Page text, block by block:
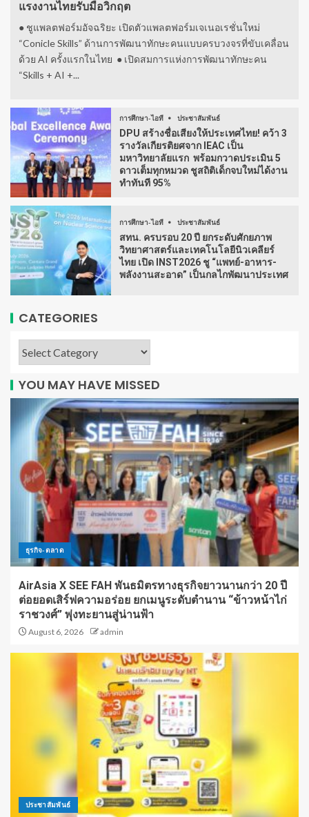
แรงงานไทยรับมือวิกฤต
● ชูแพลตฟอร์มอัจฉริยะ เปิดตัวแพลตฟอร์มเจเนอเรชั่นใหม่
“Conicle Skills” ด้านการพัฒนาทักษะคนแบบครบวงจรที่ขับเคลื่อน
ด้วย AI ครั้งแรกในไทย ● เปิดสมการแห่งการพัฒนาทักษะคน
“Skills + AI +...
การศึกษา-ไอที ประชาสัมพันธ์
DPU สร้างชื่อเสียงให้ประเทศไทย! คว้า 3
รางวัลเกียรติยศจาก IEAC เป็น
มหาวิทยาลัยแรก พร้อมกวาดประเมิน 5
ดาวเต็มทุกหมวด ชูสถิติเด็กจบใหม่ได้งาน
ทำทันที 95%
การศึกษา-ไอที ประชาสัมพันธ์
สทน. ครบรอบ 20 ปี ยกระดับศักยภาพ
วิทยาศาสตร์และเทคโนโลยีนิวเคลียร์
ไทย เปิด INST2026 ชู “แพทย์-อาหาร-
พลังงานสะอาด” เป็นกลไกพัฒนาประเทศ
CATEGORIES
YOU MAY HAVE MISSED
ธุรกิจ-ตลาด
AirAsia X SEE FAH พันธมิตรทางธุรกิจยาวนานกว่า 20 ปี
ต่อยอดเสิร์ฟความอร่อย ยกเมนูระดับตำนาน “ข้าวหน้าไก่
ราชวงศ์” พุ่งทะยานสู่น่านฟ้า
August 6, 2026 admin
ประชาสัมพันธ์